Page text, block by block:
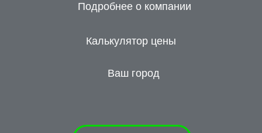
Подробнее о компании
Калькулятор цены
Ваш город